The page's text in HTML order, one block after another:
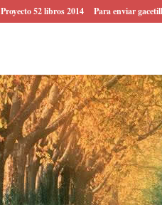
Proyecto 52 libros 2014 Para enviar